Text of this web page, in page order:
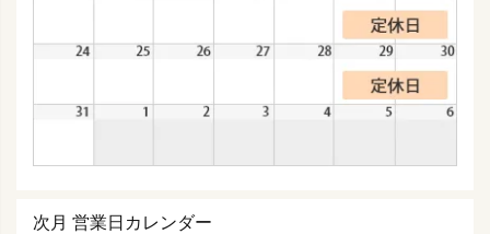
次月 営業日カレンダー